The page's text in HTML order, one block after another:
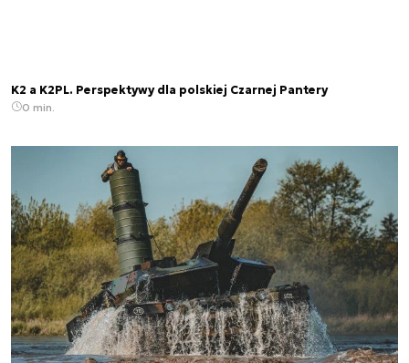
K2 a K2PL. Perspektywy dla polskiej Czarnej Pantery
0 min.